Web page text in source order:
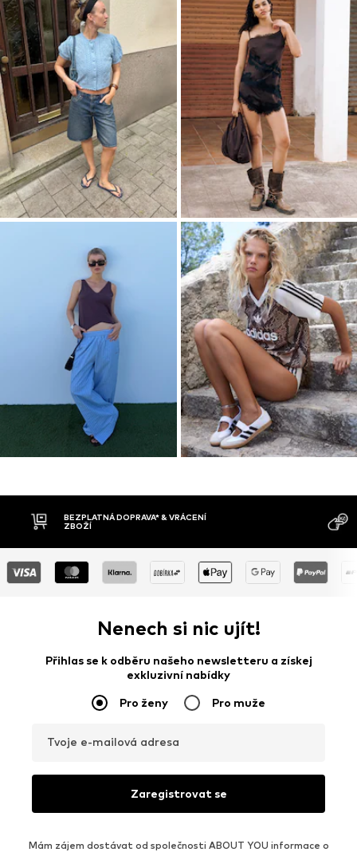
DOBÍRKA
MOŽNOST
Nenech si nic ujít!
Přihlas se k odběru našeho newsletteru a získej
exkluzivní nabídky
Pro ženy Pro muže
Tvoje e-mailová adresa
Zaregistrovat se
Mám zájem dostávat od společnosti ABOUT YOU informace o